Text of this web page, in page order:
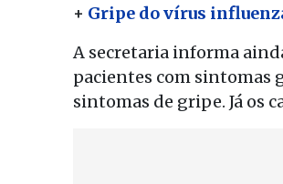
+ Gripe do vírus
A secretaria informa
pacientes com sintomas
sintomas de gripe. Já os